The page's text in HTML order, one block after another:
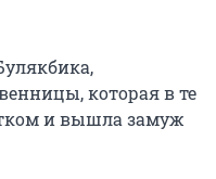
которая в те
и вышла замуж